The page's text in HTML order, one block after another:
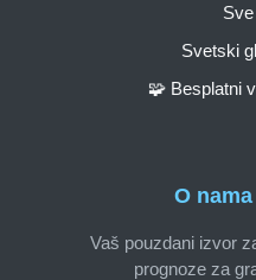
O
Vaš pouzdani izvor
prognoze za
Svetski
🧩 Besplatni